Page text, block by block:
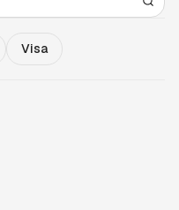
Visa